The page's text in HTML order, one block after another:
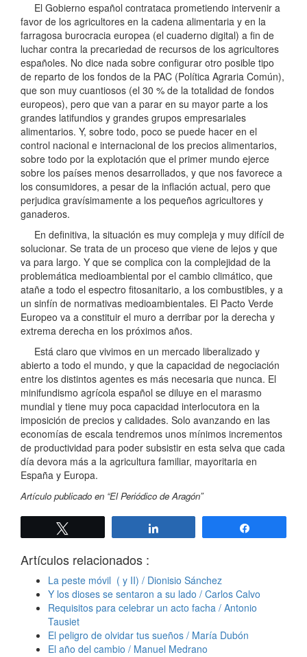
El Gobierno español contrataca prometiendo intervenir a
favor de los agricultores en la cadena alimentaria y en la
farragosa burocracia europea (el cuaderno digital) a fin de
luchar contra la precariedad de recursos de los agricultores
españoles. No dice nada sobre configurar otro posible tipo
de reparto de los fondos de la PAC (Política Agraria Común),
que son muy cuantiosos (el 30 % de la totalidad de fondos
europeos), pero que van a parar en su mayor parte a los
grandes latifundios y grandes grupos empresariales
alimentarios. Y, sobre todo, poco se puede hacer en el
control nacional e internacional de los precios alimentarios,
sobre todo por la explotación que el primer mundo ejerce
sobre los países menos desarrollados, y que nos favorece a
los consumidores, a pesar de la inflación actual, pero que
perjudica gravísimamente a los pequeños agricultores y
ganaderos.
En definitiva, la situación es muy compleja y muy difícil de
solucionar. Se trata de un proceso que viene de lejos y que
va para largo. Y que se complica con la complejidad de la
problemática medioambiental por el cambio climático, que
atañe a todo el espectro fitosanitario, a los combustibles, y a
un sinfín de normativas medioambientales. El Pacto Verde
Europeo va a constituir el muro a derribar por la derecha y
extrema derecha en los próximos años.
Está claro que vivimos en un mercado liberalizado y
abierto a todo el mundo, y que la capacidad de negociación
entre los distintos agentes es más necesaria que nunca. El
minifundismo agrícola español se diluye en el marasmo
mundial y tiene muy poca capacidad interlocutora en la
imposición de precios y calidades. Solo avanzando en las
economías de escala tendremos unos mínimos incrementos
de productividad para poder subsistir en esta selva que cada
día devora más a la agricultura familiar, mayoritaria en
España y Europa.
Artículo publicado en “El Periódico de Aragón”
Artículos relacionados :
La peste móvil ( y II) / Dionisio Sánchez
Y los dioses se sentaron a su lado / Carlos Calvo
Requisitos para celebrar un acto facha / Antonio
Tausiet
El peligro de olvidar tus sueños / María Dubón
El año del cambio / Manuel Medrano